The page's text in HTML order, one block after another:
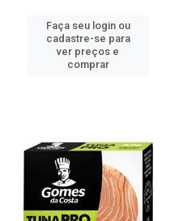
Faça seu login ou
cadastre-se para
ver preços e
comprar